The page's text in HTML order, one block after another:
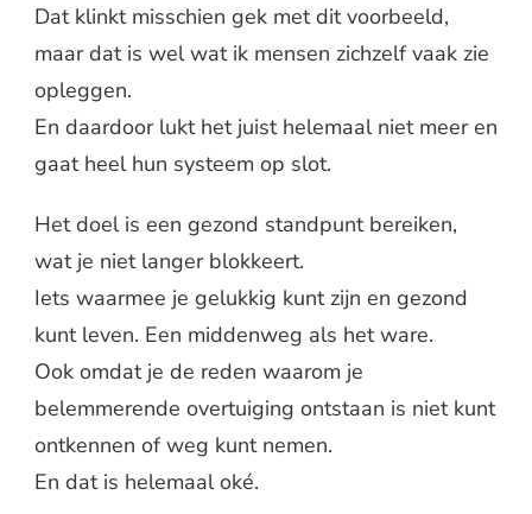
Dat klinkt misschien gek met dit voorbeeld,
maar dat is wel wat ik mensen zichzelf vaak zie
opleggen.
En daardoor lukt het juist helemaal niet meer en
gaat heel hun systeem op slot.
Het doel is een gezond standpunt bereiken,
wat je niet langer blokkeert.
Iets waarmee je gelukkig kunt zijn en gezond
kunt leven. Een middenweg als het ware.
Ook omdat je de reden waarom je
belemmerende overtuiging ontstaan is niet kunt
ontkennen of weg kunt nemen.
En dat is helemaal oké.